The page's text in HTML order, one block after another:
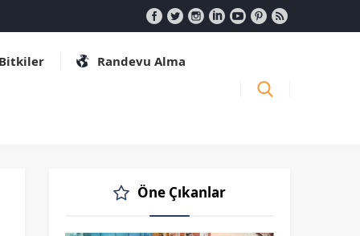
Randevu Alma
Öne Çıkanlar